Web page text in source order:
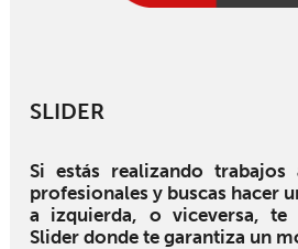
SLIDER
Si estás realizando trabajos
profesionales y buscas hacer
a izquierda, o viceversa, te
Slider donde te garantiza un